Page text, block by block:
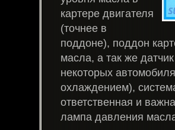
картере двигателя
(точнее в
поддоне), поддон
масла, а так же
некоторых
охлаждением),
ответственная и
лампа давления